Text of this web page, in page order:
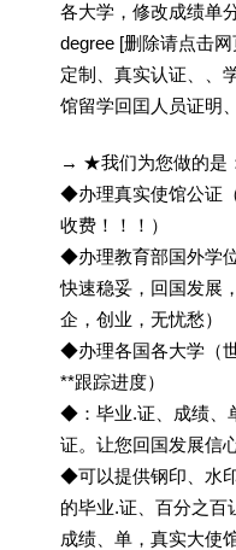
各大学，修改成绩单
degree [删除请点击
定制、真实认证、、
馆留学回囯人员证明
→ ★我们为您做的是
◆办理真实使馆公证
收费！！！）
◆办理教育部国外学
快速稳妥，回国发展
企，创业，无忧愁）
◆办理各国各大学（
**跟踪进度）
◆：毕业.证、成绩、
证。让您回国发展信
◆可以提供钢印、水
的毕业.证、百分之百
成绩、单，真实大使